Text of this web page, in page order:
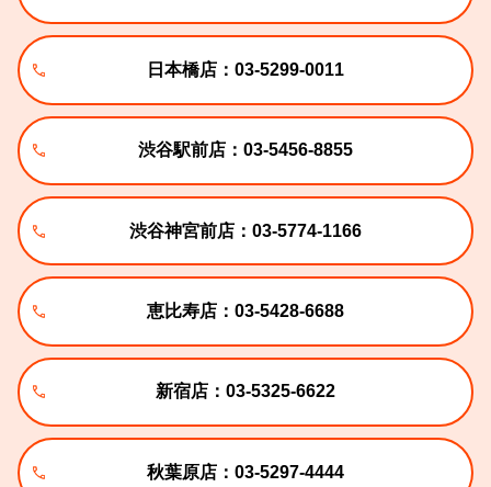
日本橋店：03-5299-0011
渋谷駅前店：03-5456-8855
渋谷神宮前店：03-5774-1166
恵比寿店：03-5428-6688
新宿店：03-5325-6622
秋葉原店：03-5297-4444